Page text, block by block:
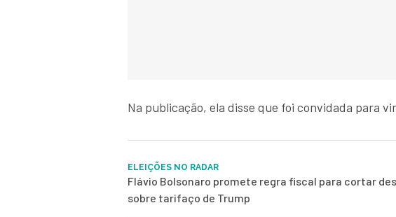
Na publicação, ela disse que foi convidada para
ELEIÇÕES NO RADAR
Flávio Bolsonaro promete regra fiscal para cortar
sobre tarifaço de Trump